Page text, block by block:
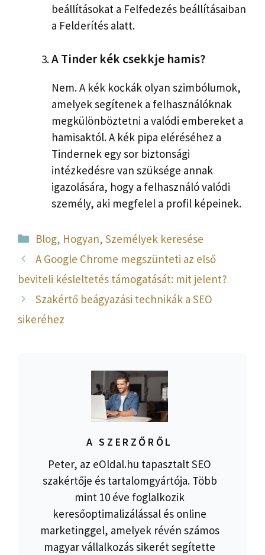
beállításokat a Felfedezés beállításaiban
a Felderítés alatt.
A Tinder kék csekkje hamis?
Nem. A kék kockák olyan szimbólumok,
amelyek segítenek a felhasználóknak
megkülönböztetni a valódi embereket a
hamisaktól. A kék pipa eléréséhez a
Tindernek egy sor biztonsági
intézkedésre van szüksége annak
igazolására, hogy a felhasználó valódi
személy, aki megfelel a profil képeinek.
Kategória
Blog, Hogyan,Személyek keresése
A Google Chrome megszünteti az első
beviteli késleltetés támogatását: mit jelent?
Szakértő beágyazási technikák a SEO
sikeréhez
A SZERZŐRŐL
Peter, az eOldal.hu tapasztalt SEO
szakértője és tartalomgyártója. Több
mint 10 éve foglalkozik
keresőoptimalizálással és online
marketinggel, amelyek révén számos
magyar vállalkozás sikerét segítette